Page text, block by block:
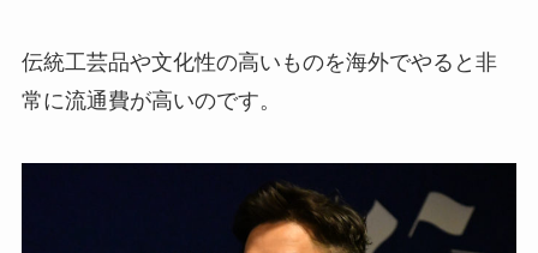
伝統工芸品や文化性の高いものを海外でやると非
常に流通費が高いのです。